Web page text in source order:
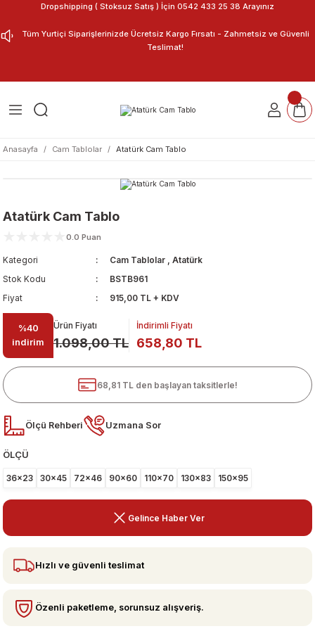
Dropshipping ( Stoksuz Satış ) İçin 0542 433 25 38 Arayınız
Tüm Yurtiçi Siparişlerinizde Ücretsiz Kargo Fırsatı - Zahmetsiz ve Güvenli
Teslimat!
Anasayfa Cam Tablolar Atatürk Cam Tablo
Atatürk Cam Tablo
0.0 Puan
Kategori Cam Tablolar , Atatürk
Stok Kodu
BSTB961
Fiyat
915,00 TL + KDV
%40
indirim
Ürün Fiyatı
1.098,00 TL
İndirimli Fiyatı
658,80 TL
68,81 TL den başlayan taksitlerle!
Ölçü Rehberi Uzmana Sor
ÖLÇÜ
36x23 30x45 72x46 90x60 110x70 130x83 150x95
Gelince Haber Ver
Hızlı ve güvenli teslimat
Özenli paketleme, sorunsuz alışveriş.